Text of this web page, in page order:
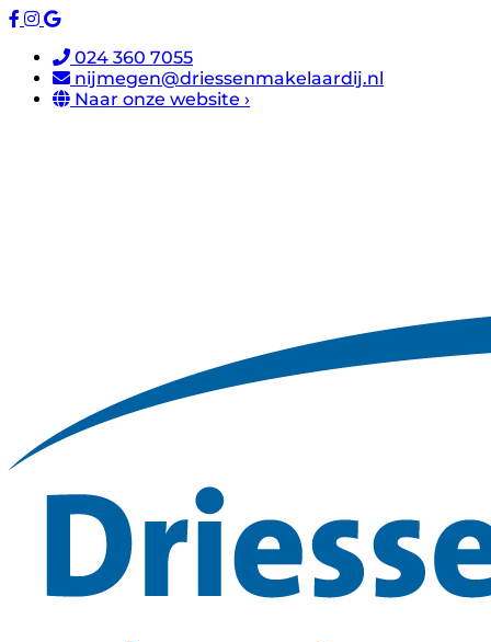
024 360 7055
nijmegen@driessenmakelaardij.nl
Naar onze website ›